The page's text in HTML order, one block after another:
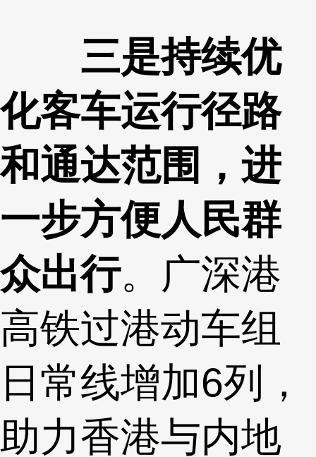
三是持续优
化客车运行径路
和通达范围，进
一步方便人民群
众出行。广深港
高铁过港动车组
日常线增加6列，
助力香港与内地